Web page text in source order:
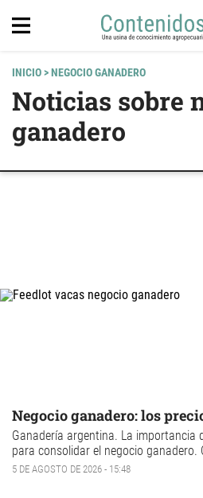
INICIO> NEGOCIO GANADERO
Noticias sobre
ganadero
Negocio ganadero: los
Ganadería argentina. La importancia
para consolidar el negocio ganadero.
5 DE AGOSTO DE 2026 - 15:48